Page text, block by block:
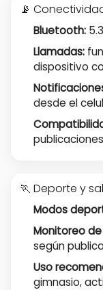
📡
Bluetooth:5.3
Llamadas:
dispositivo
desde el
publicaciones
🏃 Deporte y
Modos
Monitoreo de
según
Uso
gimnasio,